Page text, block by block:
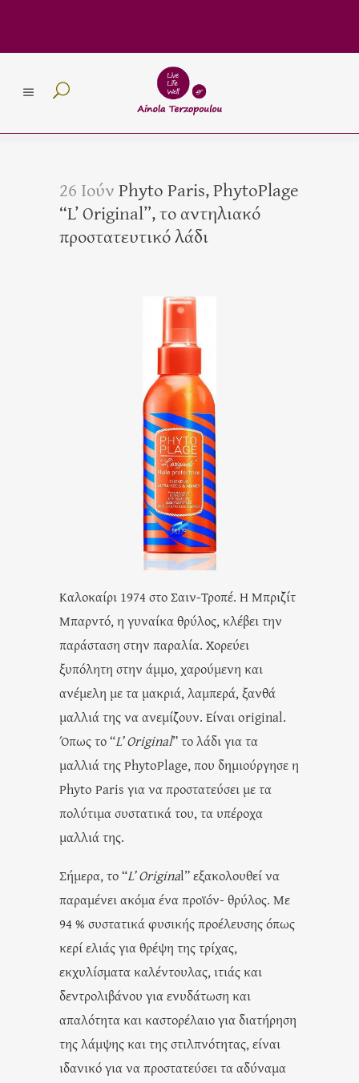
26 ΙούνPhyto Paris, PhytoPlage
“L’ Original”, το αντηλιακό
προστατευτικό λάδι
Καλοκαίρι 1974 στο Σαιν-Τροπέ. Η Μπριζίτ
Μπαρντό, η γυναίκα θρύλος, κλέβει την
παράσταση στην παραλία. Χορεύει
ξυπόλητη στην άμμο, χαρούμενη και
ανέμελη με τα μακριά, λαμπερά, ξανθά
μαλλιά της να ανεμίζουν. Είναι original.
Όπως το “L’ Original” το λάδι για τα
μαλλιά της PhytoPlage, που δημιούργησε η
Phyto Paris για να προστατεύσει με τα
πολύτιμα συστατικά του, τα υπέροχα
μαλλιά της.
Σήμερα, το “L’ Original” εξακολουθεί να
παραμένει ακόμα ένα προϊόν- θρύλος. Με
94 % συστατικά φυσικής προέλευσης όπως
κερί ελιάς για θρέψη της τρίχας,
εκχυλίσματα καλέντουλας, ιτιάς και
δεντρολιβάνου για ενυδάτωση και
απαλότητα και καστορέλαιο για διατήρηση
της λάμψης και της στιλπνότητας, είναι
ιδανικό για να προστατεύσει τα αδύναμα